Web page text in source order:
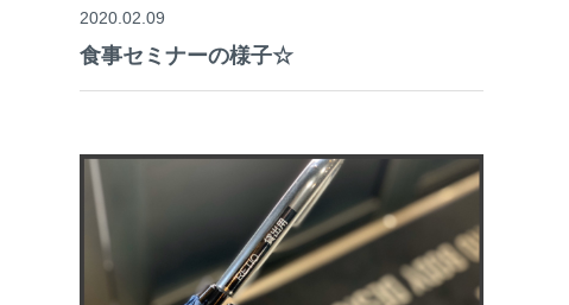
2020.02.09
食事セミナーの様子☆